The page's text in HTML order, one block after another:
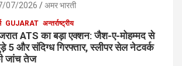
07/2026 अमर भारती
GUJARAT अन्तर्राष्ट्रीय
ATS का बड़ा एक्शन: जैश-ए-मोहम्मद से
5 और संदिग्ध गिरफ्तार, स्लीपर सेल नेटवर्क
जांच तेज